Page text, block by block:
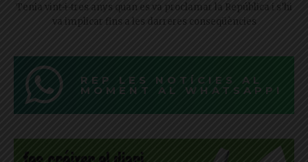
Tenia vint-i-tres anys quan es va proclamar la República i s’hi
va implicar fins a les darreres conseqüències
REP LES NOTÍCIES AL
MOMENT AL WHATSAPP!